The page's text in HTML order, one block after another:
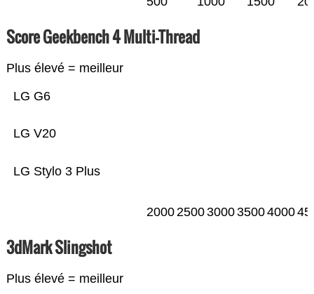
Score Geekbench 4 Multi-Thread
Plus élevé = meilleur
LG Stylo 3 Plus
LG V20
LG G6
20002500300035004000
3dMark Slingshot
Plus élevé = meilleur